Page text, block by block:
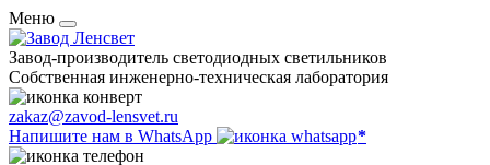
Меню
Завод-производитель светодиодных светильников
Собственная инженерно-техническая лаборатория
zakaz@zavod-lensvet.ru
Напишите нам в WhatsApp